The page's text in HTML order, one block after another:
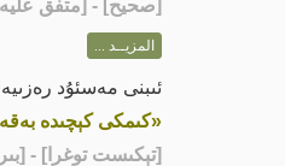
[صحيح] - [متفق عليه]
المزيــد ...
ئىبنى مەسئۇد
«كىمكى كېچىدە
[تېكىست توغرا] -